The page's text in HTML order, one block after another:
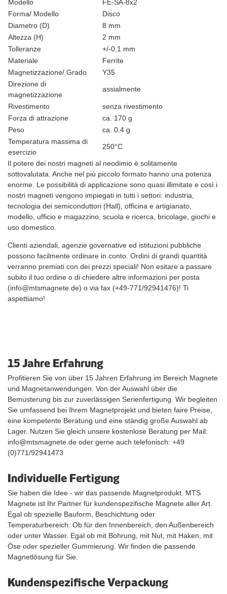
Modello
FE-SA-8x2
Forma/ Modello
Disco
Diametro (D)
8 mm
Altezza (H)
2 mm
Tolleranze
+/-0,1 mm
Materiale
Ferrite
Magnetizzazione/ Grado
Y35
Direzione di
magnetizzazione
assialmente
Rivestimento
senza rivestimento
Forza di attrazione
ca. 170 g
Peso
ca. 0.4 g
Temperatura massima di
esercizio
250°C
Il potere dei nostri magneti al neodimio è solitamente
sottovalutata. Anche nel più piccolo formato hanno una potenza
enorme. Le possibilità di applicazione sono quasi illimitate e così i
nostri magneti vengono impiegati in tutti i settori: industria,
tecnologia dei semiconduttori (Hall), officina e artigianato,
modello, ufficio e magazzino, scuola e ricerca, bricolage, giochi e
uso domestico.
Clienti aziendali, agenzie governative ed istituzioni pubbliche
possono facilmente ordinare in conto. Ordini di grandi quantità
verranno premiati con dei prezzi speciali! Non esitare a passare
subito il tuo ordine o di chiedere altre informazioni per posta
(info@mtsmagnete.de) o via fax (+49-771/92941476)! Ti
aspettiamo!
15 Jahre Erfahrung
Profitieren Sie von über 15 Jahren Erfahrung im Bereich Magnete
und Magnetanwendungen. Von der Auswahl über die
Bemusterung bis zur zuverlässigen Serienfertigung. Wir begleiten
Sie umfassend bei Ihrem Magnetprojekt und bieten faire Preise,
eine kompetente Beratung und eine ständig große Auswahl ab
Lager. Nutzen Sie gleich unsere kostenlose Beratung per Mail:
info@mtsmagnete.de oder gerne auch telefonisch: +49
(0)771/92941473
Individuelle Fertigung
Sie haben die Idee - wir das passende Magnetprodukt. MTS
Magnete ist Ihr Partner für kundenspezifische Magnete aller Art.
Egal ob spezielle Bauform, Beschichtung oder
Temperaturbereich. Ob für den Innenbereich, den Außenbereich
oder unter Wasser. Egal ob mit Bohrung, mit Nut, mit Haken, mit
Öse oder spezieller Gummierung. Wir finden die passende
Magnetlösung für Sie.
Kundenspezifische Verpackung